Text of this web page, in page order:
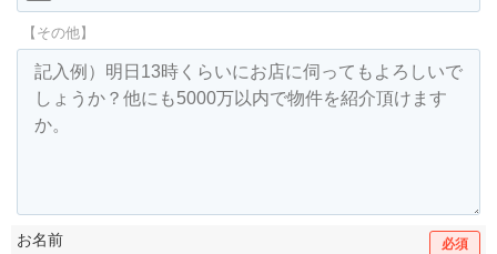
【その他】
お名前 必須